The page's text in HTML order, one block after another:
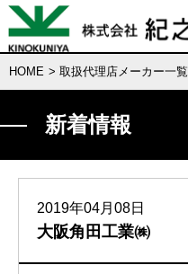
HOME > 取扱代理店メーカー一覧
新着情報
2019年04月08日
大阪角田工業㈱